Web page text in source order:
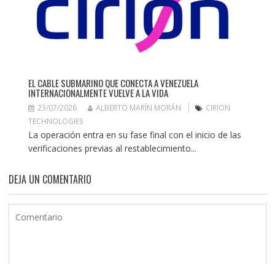
EL CABLE SUBMARINO QUE CONECTA A VENEZUELA
INTERNACIONALMENTE VUELVE A LA VIDA
23/07/2026 ALBERTO MARÍN MORÁN
CIRION
TECHNOLOGIES
La operación entra en su fase final con el inicio de las
verificaciones previas al restablecimiento...
DEJA UN COMENTARIO